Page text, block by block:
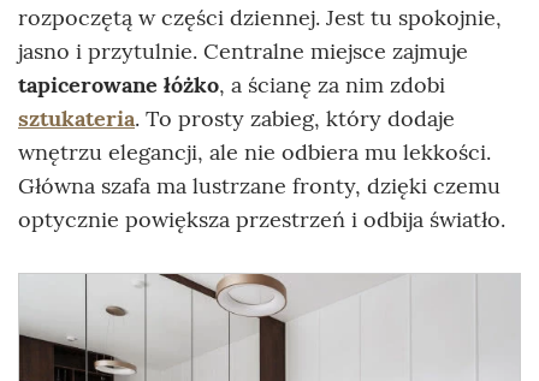
rozpoczętą w części dziennej. Jest tu spokojnie,
jasno i przytulnie. Centralne miejsce zajmuje
tapicerowane łóżko, a ścianę za nim zdobi
sztukateria. To prosty zabieg, który dodaje
wnętrzu elegancji, ale nie odbiera mu lekkości.
Główna szafa ma lustrzane fronty, dzięki czemu
optycznie powiększa przestrzeń i odbija światło.